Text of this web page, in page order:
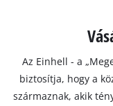
Az Einhell - a
biztosítja, hogy a
származnak, akik